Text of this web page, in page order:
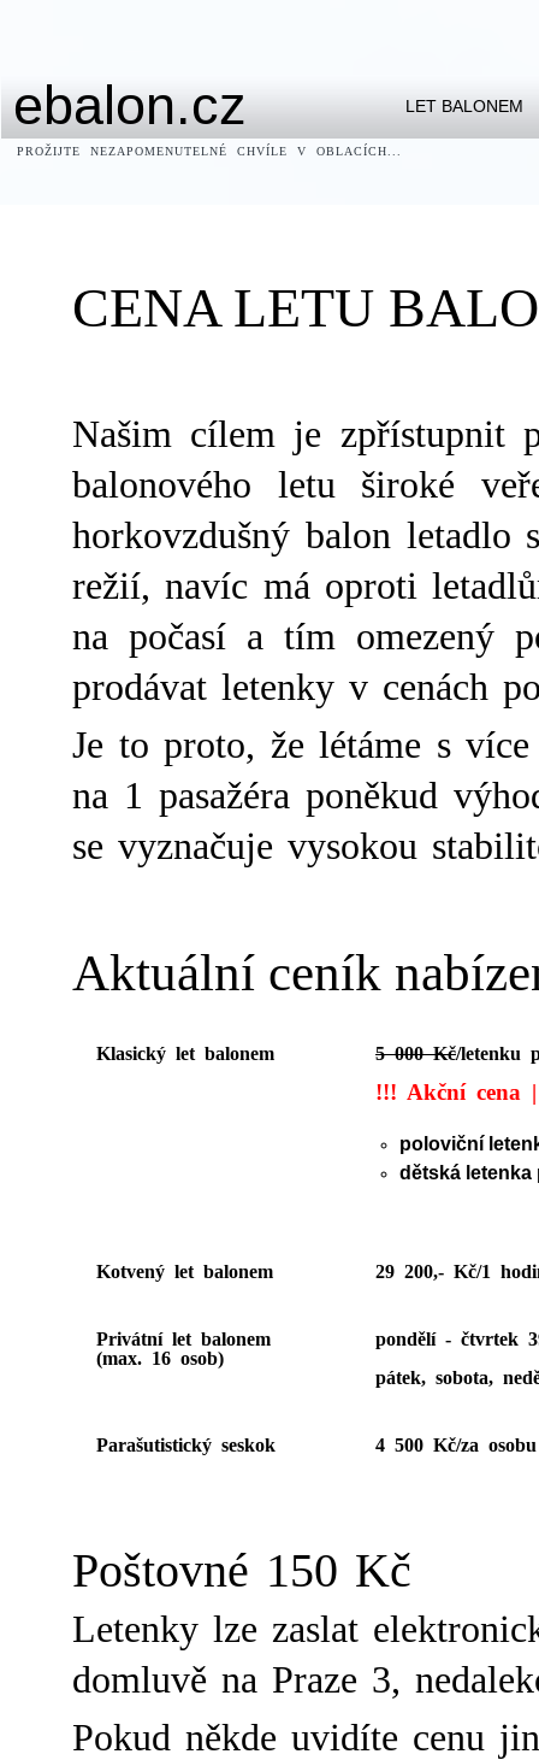
LET BALONEM
ebalon.cz
PROŽIJTE NEZAPOMENUTELNÉ CHVÍLE V OBLACÍCH...
CENA LETU
Našim cílem je zpřístupnit
balonového letu široké
horkovzdušný balon letadlo
režií, navíc má oproti
na počasí a tím omezený
prodávat letenky v cenách
Je to proto, že létáme s
na 1 pasažéra poněkud
se vyznačuje vysokou
Aktuální ceník
Klasický let balonem 5 000 Kč/letenku
!!! Akční cena
poloviční
dětská letenka
Kotvený let balonem 29 200,- Kč/1
Privátní let balonem
(max. 16 osob)
pondělí - čtvrtek
pátek, sobota,
Parašutistický seskok 4 500 Kč/za
Poštovné 150 Kč
Letenky lze zaslat
domluvě na Praze 3,
Pokud někde uvidíte cenu